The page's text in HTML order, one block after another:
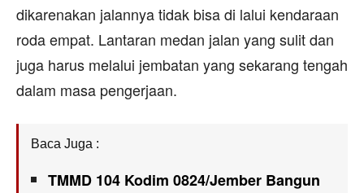
dikarenakan jalannya tidak bisa di lalui kendaraan
roda empat. Lantaran medan jalan yang sulit dan
juga harus melalui jembatan yang sekarang tengah
dalam masa pengerjaan.
Baca Juga :
TMMD 104 Kodim 0824/Jember Bangun